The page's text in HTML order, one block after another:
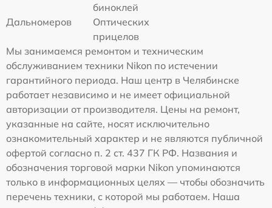
биноклей
Дальномеров
Оптических
прицелов
Мы занимаемся ремонтом и техническим
обслуживанием техники Nikon по истечении
гарантийного периода. Наш центр в Челябинске
работает независимо и не имеет официальной
авторизации от производителя. Цены на ремонт,
указанные на сайте, носят исключительно
ознакомительный характер и не являются публичной
офертой согласно п. 2 ст. 437 ГК РФ. Названия и
обозначения торговой марки Nikon упоминаются
только в информационных целях — чтобы обозначить
перечень техники, с которой мы работаем. Наша